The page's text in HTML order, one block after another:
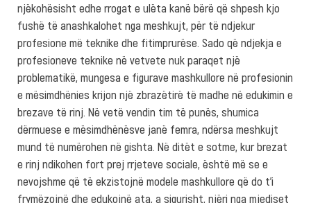
njëkohësisht edhe rrogat e ulëta kanë bërë që shpesh kjo
fushë të anashkalohet nga meshkujt, për të ndjekur
profesione më teknike dhe fitimprurëse. Sado që ndjekja e
profesioneve teknike në vetvete nuk paraqet një
problematikë, mungesa e figurave mashkullore në profesionin
e mësimdhënies krijon një zbrazëtirë të madhe në edukimin e
brezave të rinj. Në vetë vendin tim të punës, shumica
dërmuese e mësimdhënësve janë femra, ndërsa meshkujt
mund të numërohen në gishta. Në ditët e sotme, kur brezat
e rinj ndikohen fort prej rrjeteve sociale, është më se e
nevojshme që të ekzistojnë modele mashkullore që do t’i
frymëzojnë dhe edukojnë ata, a sigurisht, njëri nga mjediset